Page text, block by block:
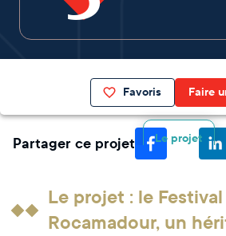
Favoris Faire
Le projet
Partager ce projet
Le projet : le
Rocamadour, un